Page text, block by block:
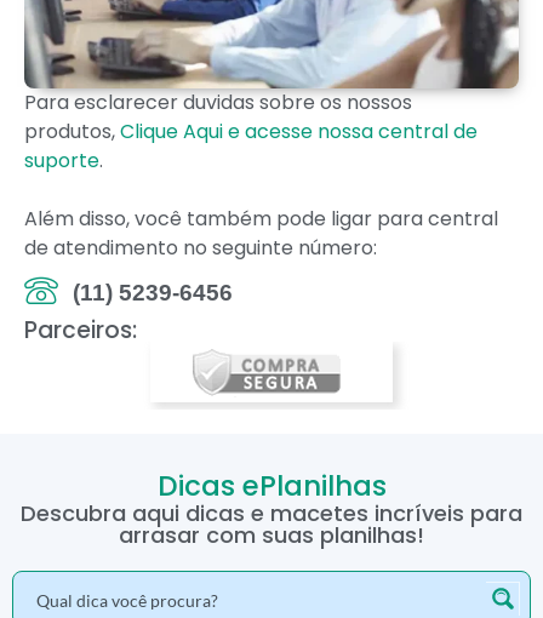
Para esclarecer duvidas sobre os nossos
produtos,Clique Aqui e acesse nossa central de
suporte.
Além disso, você também pode ligar para central
de atendimento no seguinte número:
(11) 5239-6456
Parceiros:
Dicas ePlanilhas
Descubra aqui dicas e macetes incríveis para
arrasar com suas planilhas!